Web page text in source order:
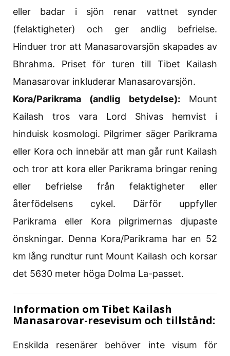
eller badar i sjön renar vattnet synder
(felaktigheter) och ger andlig befrielse.
Hinduer tror att Manasarovarsjön skapades av
Bhrahma. Priset för turen till Tibet Kailash
Manasarovar inkluderar Manasarovarsjön.
Kora/Parikrama (andlig betydelse): Mount
Kailash tros vara Lord Shivas hemvist i
hinduisk kosmologi. Pilgrimer säger Parikrama
eller Kora och innebär att man går runt Kailash
och tror att kora eller Parikrama bringar rening
eller befrielse från felaktigheter eller
återfödelsens cykel. Därför uppfyller
Parikrama eller Kora pilgrimernas djupaste
önskningar. Denna Kora/Parikrama har en 52
km lång rundtur runt Mount Kailash och korsar
det 5630 meter höga Dolma La-passet.
Information om Tibet Kailash
Manasarovar-resevisum och tillstånd:
Enskilda resenärer behöver inte visum för